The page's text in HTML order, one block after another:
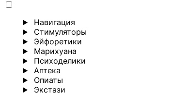
Навигация
Стимуляторы
Эйфоретики
Марихуана
Психоделики
Аптека
Опиаты
Экстази